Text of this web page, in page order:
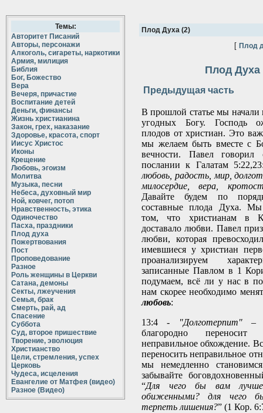
Темы:
Авторитет Писаний
Авторы, персонажи
Алкоголь, сигареты, наркотики
Армия, милиция
Библия
Бог, Божество
Вера
Вечеря, причастие
Воспитание детей
Деньги, финансы
Жизнь христианина
Закон, грех, наказание
Здоровье, красота, спорт
Иисус Христос
Иконы
Крещение
Любовь, эгоизм
Молитва
Музыка, песни
Небеса, духовный мир
Ной, ковчег, потоп
Нравственность, этика
Одиночество
Пасха, праздники
Плод духа
Пожертвования
Пост
Проповедование
Разное
Роль женщины в Церкви
Сатана, демоны
Секты, лжеучения
Семья, брак
Смерть, рай, ад
Спасение
Суббота
Суд, второе пришествие
Творение, эволюция
Христианство
Цели, стремления, успех
Церковь
Чудеса, исцеления
Евангелие от Матфея (видео)
Разное (Видео)
Плод Духа (2)
[ Плод
Плод Духа
Предыдущая часть
В прошлой статье мы начали
угодных Богу. Господь
плодов от христиан. Это
мы желаем быть вместе с
вечности. Павел
послании к Галатам
любовь, радость, мир,
милосердие, вера,
Давайте будем по
составные плода Духа. Мы
том, что христианам в
доставало любви. Павел
любви, которая
имевшиеся у христиан
проанализируем
записанные Павлом в 1
подумаем, всё ли у нас в
нам скорее необходимо
любовь:
13:4 -
"Долготерпит"–
благородно
неправильное обхождение.
переносить неправильное
мы немедленно
забывайте
“Для чего бы вам
обиженными? для чего
терпеть лишения?” (1 Кор.